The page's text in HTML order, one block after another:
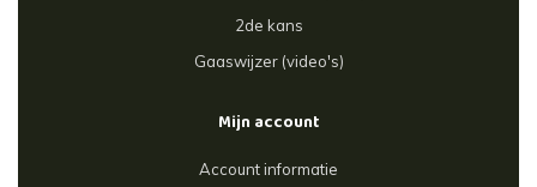
2de kans
Gaaswijzer (video's)
Mijn account
Account informatie